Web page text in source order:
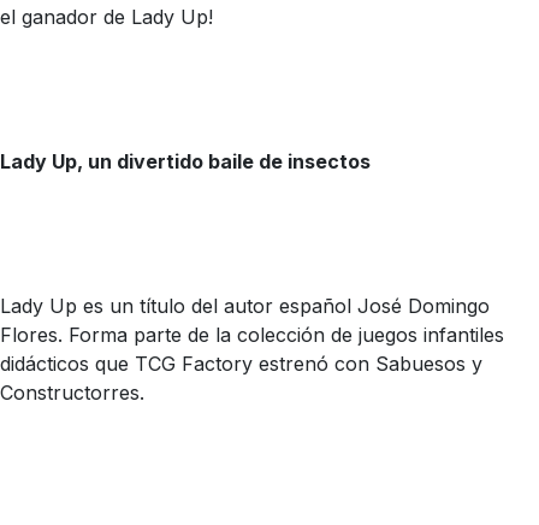
el ganador de Lady Up!
Lady Up, un divertido baile de insectos
Lady Up es un título del autor español José Domingo
Flores. Forma parte de la colección de juegos infantiles
didácticos que TCG Factory estrenó con Sabuesos y
Constructorres.